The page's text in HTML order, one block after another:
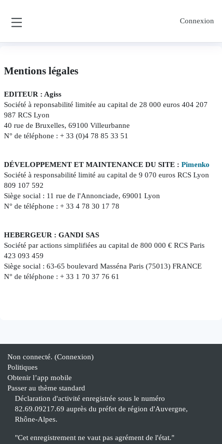
Panneau latéral
Connexion
Mentions légales
EDITEUR : Agiss
Société à reponsabilité limitée au capital de 28 000 euros 404 207
987 RCS Lyon
40 rue de Bruxelles, 69100 Villeurbanne
N° de téléphone : + 33 (0)4 78 85 33 51
DÉVELOPPEMENT ET MAINTENANCE DU SITE : Pimenko
Société à responsabilité limité au capital de 9 070 euros RCS Lyon
809 107 592
Siège social : 11 rue de l'Annonciade, 69001 Lyon
N° de téléphone : + 33 4 78 30 17 78
HEBERGEUR : GANDI SAS
Société par actions simplifiées au capital de 800 000 € RCS Paris
423 093 459
Siège social : 63-65 boulevard Masséna Paris (75013) FRANCE
N° de téléphone : + 33 1 70 37 76 61
Non connecté. (Connexion)
Politiques
Obtenir l’app mobile
Passer au thème standard
Déclaration d'activité enregistrée sous le numéro
82.69.09217.69 auprès du préfet de région d'Auvergne,
Rhône-Alpes.
"Cet enregistrement ne vaut pas agrément de l'état."